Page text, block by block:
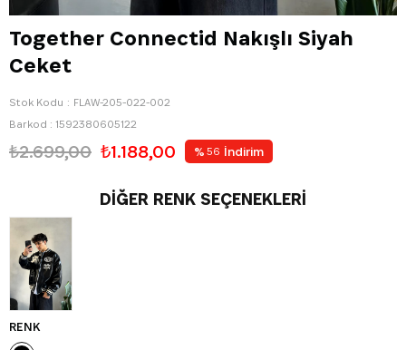
Together Connectid Nakışlı Siyah
Ceket
Stok Kodu
FLAW-205-022-002
Barkod : 1592380605122
₺2.699,00 ₺1.188,00 % 56 İndirim
DIĞER RENK SEÇENEKLERI
RENK